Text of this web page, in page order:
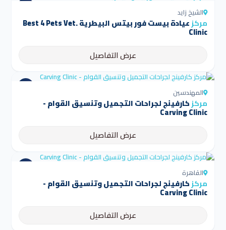
الشيخ زايد
مركز عيادة بيست فور بيتس البيطرية Best 4 Pets Vet.
Clinic
عرض التفاصيل
المهندسين
مركزكارفينج لجراحات التجميل وتنسيق القوام -
Carving Clinic
عرض التفاصيل
القاهرة
مركزكارفينج لجراحات التجميل وتنسيق القوام -
Carving Clinic
عرض التفاصيل